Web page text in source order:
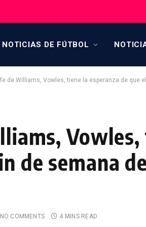
NOTICIAS DE FÚTBOL
de Williams, Vowles, tiene la esperanza de que
de semana
NO COMMENTS 4 MINS READ